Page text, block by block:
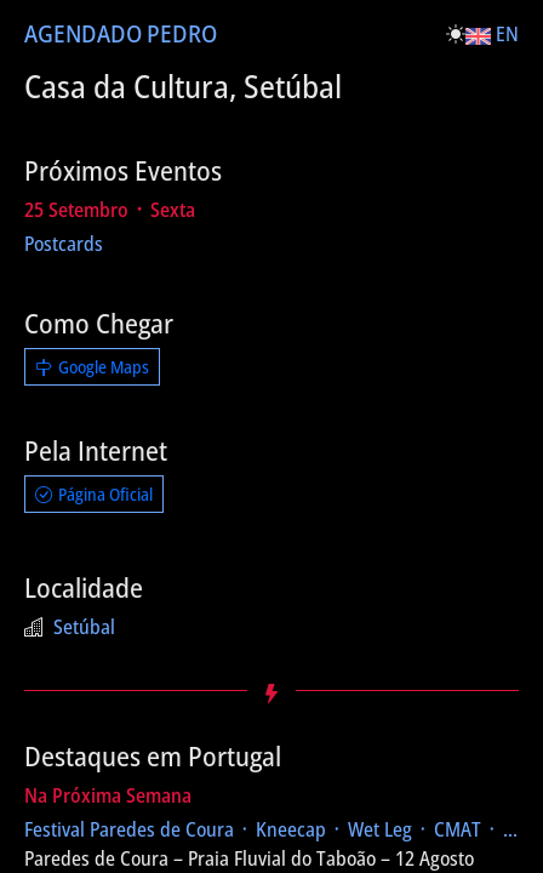
AGENDADO PEDRO EN
Casa da Cultura, Setúbal
Próximos Eventos
25 Setembro ᛫ Sexta
Postcards
Como Chegar
Google Maps
Pela Internet
Página Oficial
Localidade
Setúbal
Destaques em Portugal
Na Próxima Semana
Festival Paredes de Coura ᛫ Kneecap ᛫ Wet Leg ᛫ CMAT ᛫ ...
Paredes de Coura – Praia Fluvial do Taboão – 12 Agosto